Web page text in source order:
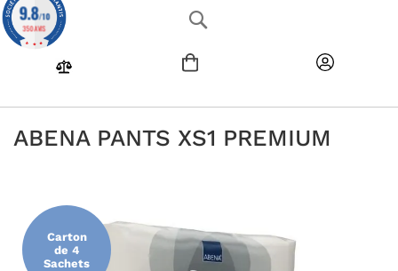
ABENA PANTS XS1 PREMIUM
fin
de
Carton
de 4
Sachets
9.8/10
350 AVIS